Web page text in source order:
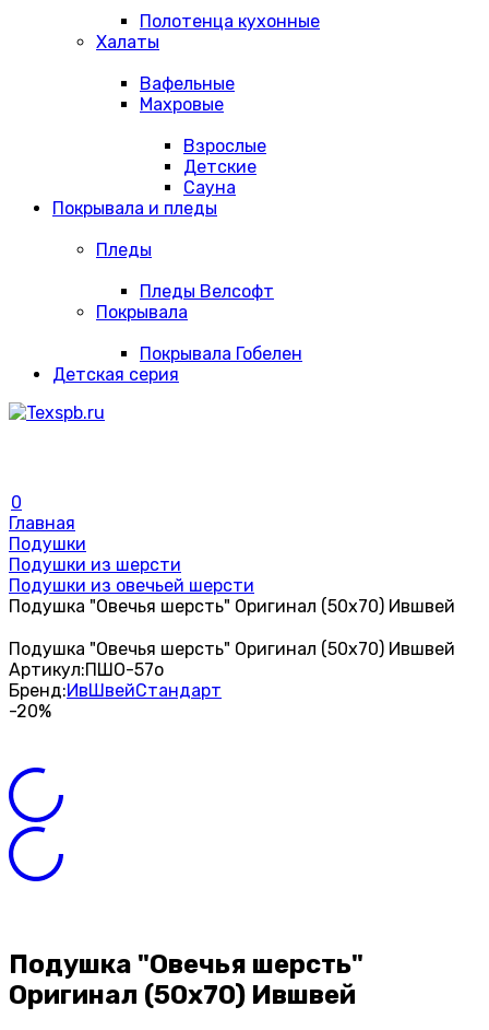
Полотенца кухонные
Халаты
Вафельные
Махровые
Взрослые
Детские
Сауна
Покрывала и пледы
Пледы
Пледы Велсофт
Покрывала
Покрывала Гобелен
Детская серия
0
Главная
Подушки
Подушки из шерсти
Подушки из овечьей шерсти
Подушка "Овечья шерсть" Оригинал (50х70) Ившвей
Подушка "Овечья шерсть" Оригинал (50х70) Ившвей
Артикул:ПШО-57о
Бренд:ИвШвейСтандарт
-20%
Подушка "Овечья шерсть"
Оригинал (50х70) Ившвей